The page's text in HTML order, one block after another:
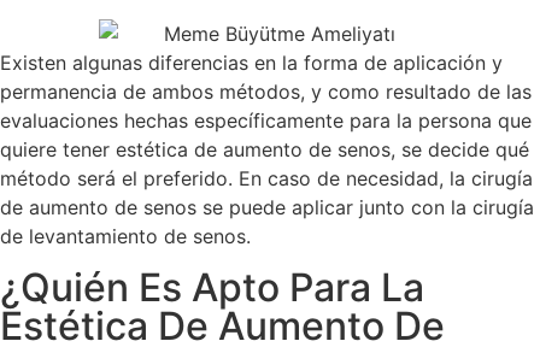
Existen algunas diferencias en la forma de aplicación y
permanencia de ambos métodos, y como resultado de las
evaluaciones hechas específicamente para la persona que
quiere tener estética de aumento de senos, se decide qué
método será el preferido. En caso de necesidad, la cirugía
de aumento de senos se puede aplicar junto con la cirugía
de levantamiento de senos.
¿Quién Es Apto Para La
Estética De Aumento De